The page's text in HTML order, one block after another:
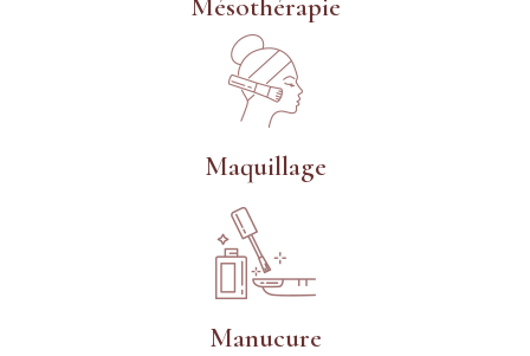
Mésothérapie
Maquillage
Manucure